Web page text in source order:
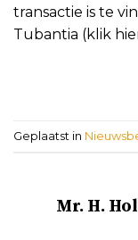
transactie is te
Tubantia (klik
Geplaatst in
Mr. H.